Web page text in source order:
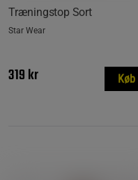
Træningstop Sort
Star Wear
319 kr Køb